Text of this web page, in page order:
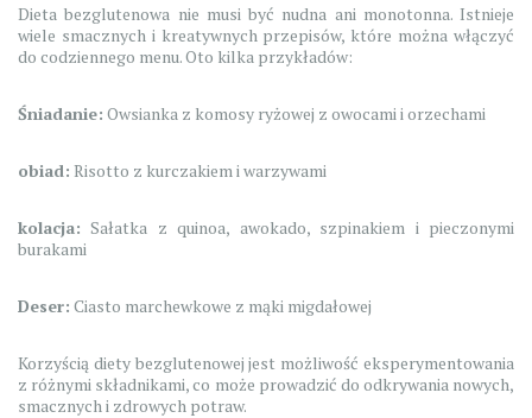
Dieta bezglutenowa nie musi być nudna ani monotonna. Istnieje
wiele smacznych i kreatywnych przepisów, które można włączyć
do codziennego menu. Oto kilka przykładów:
Śniadanie: Owsianka z komosy ryżowej z owocami i orzechami
obiad: Risotto z kurczakiem i warzywami
kolacja: Sałatka z quinoa, awokado, szpinakiem i pieczonymi
burakami
Deser: Ciasto marchewkowe z mąki migdałowej
Korzyścią diety bezglutenowej jest możliwość eksperymentowania
z różnymi składnikami, co może prowadzić do odkrywania nowych,
smacznych i zdrowych potraw.